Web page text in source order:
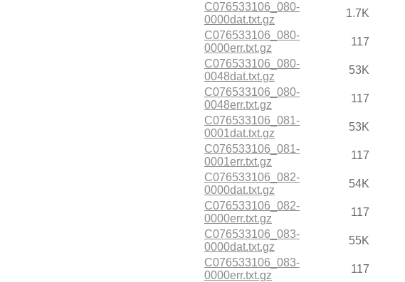
C076533106_080-
0000dat.txt.gz
1.7K
C076533106_080-
0000err.txt.gz
117
C076533106_080-
0048dat.txt.gz
53K
C076533106_080-
0048err.txt.gz
117
C076533106_081-
0001dat.txt.gz
53K
C076533106_081-
0001err.txt.gz
117
C076533106_082-
0000dat.txt.gz
54K
C076533106_082-
0000err.txt.gz
117
C076533106_083-
0000dat.txt.gz
55K
C076533106_083-
0000err.txt.gz
117